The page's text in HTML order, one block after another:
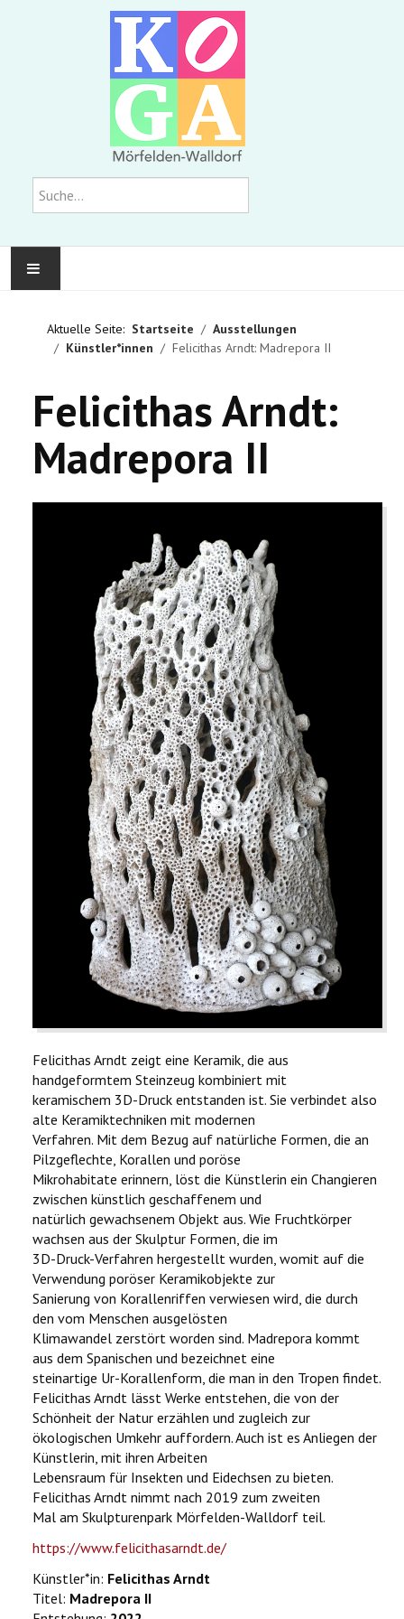
Suchen
AUSSTELLUNGEN
WIR ÜBER UNS
Aktuelle Seite: Startseite
Ausstellungen
Künstler*innen
Felicithas Arndt: Madrepora II
Felicithas Arndt:
Madrepora II
Felicithas Arndt zeigt eine Keramik, die aus
handgeformtem Steinzeug kombiniert mit
keramischem 3D-Druck entstanden ist. Sie verbindet also
alte Keramiktechniken mit modernen
Verfahren. Mit dem Bezug auf natürliche Formen, die an
Pilzgeflechte, Korallen und poröse
Mikrohabitate erinnern, löst die Künstlerin ein Changieren
zwischen künstlich geschaffenem und
natürlich gewachsenem Objekt aus. Wie Fruchtkörper
wachsen aus der Skulptur Formen, die im
3D-Druck-Verfahren hergestellt wurden, womit auf die
Verwendung poröser Keramikobjekte zur
Sanierung von Korallenriffen verwiesen wird, die durch
den vom Menschen ausgelösten
Klimawandel zerstört worden sind. Madrepora kommt
aus dem Spanischen und bezeichnet eine
steinartige Ur-Korallenform, die man in den Tropen findet.
Felicithas Arndt lässt Werke entstehen, die von der
Schönheit der Natur erzählen und zugleich zur
ökologischen Umkehr auffordern. Auch ist es Anliegen der
Künstlerin, mit ihren Arbeiten
Lebensraum für Insekten und Eidechsen zu bieten.
Felicithas Arndt nimmt nach 2019 zum zweiten
Mal am Skulpturenpark Mörfelden-Walldorf teil.
https://www.felicithasarndt.de/
Künstler*in: Felicithas Arndt
Titel: Madrepora II